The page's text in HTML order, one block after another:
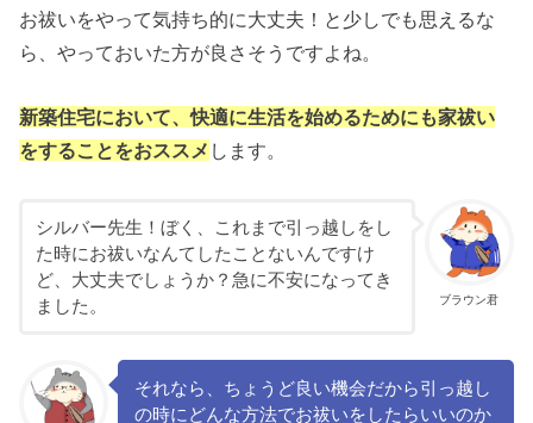
お祓いをやって気持ち的に大丈夫！と少しでも思えるな
ら、やっておいた方が良さそうですよね。
新築住宅において、快適に生活を始めるためにも家祓い
をすることをおススメ します。
ブラウン君
シルバー先生！ぼく、これまで引っ越しをし
た時にお祓いなんてしたことないんですけ
ど、大丈夫でしょうか？急に不安になってき
ました。
それなら、ちょうど良い機会だから引っ越し
の時にどんな方法でお祓いをしたらいいのか